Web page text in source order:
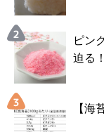
ピン
迫る！
【